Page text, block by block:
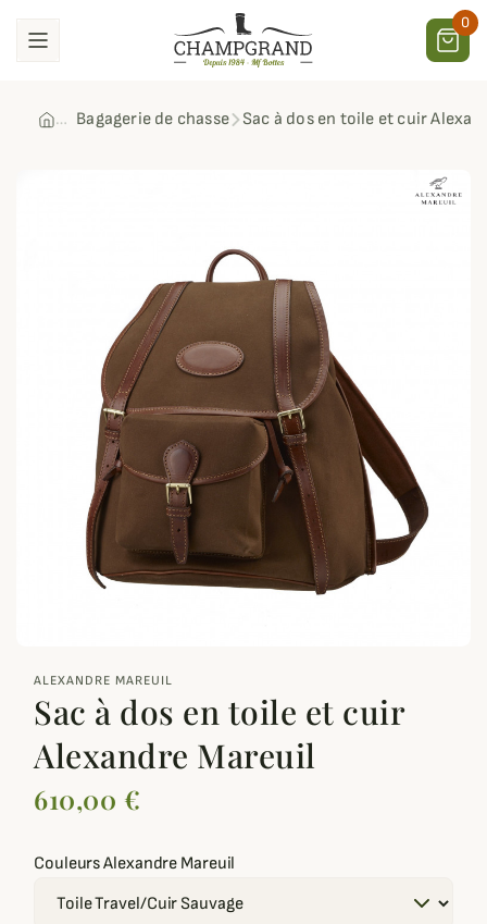
0
Bagagerie de chasse Sac à dos en toile et cuir
ALEXANDRE MAREUIL
Sac à dos en toile et cuir
Alexandre Mareuil
610,00 €
Couleurs Alexandre Mareuil